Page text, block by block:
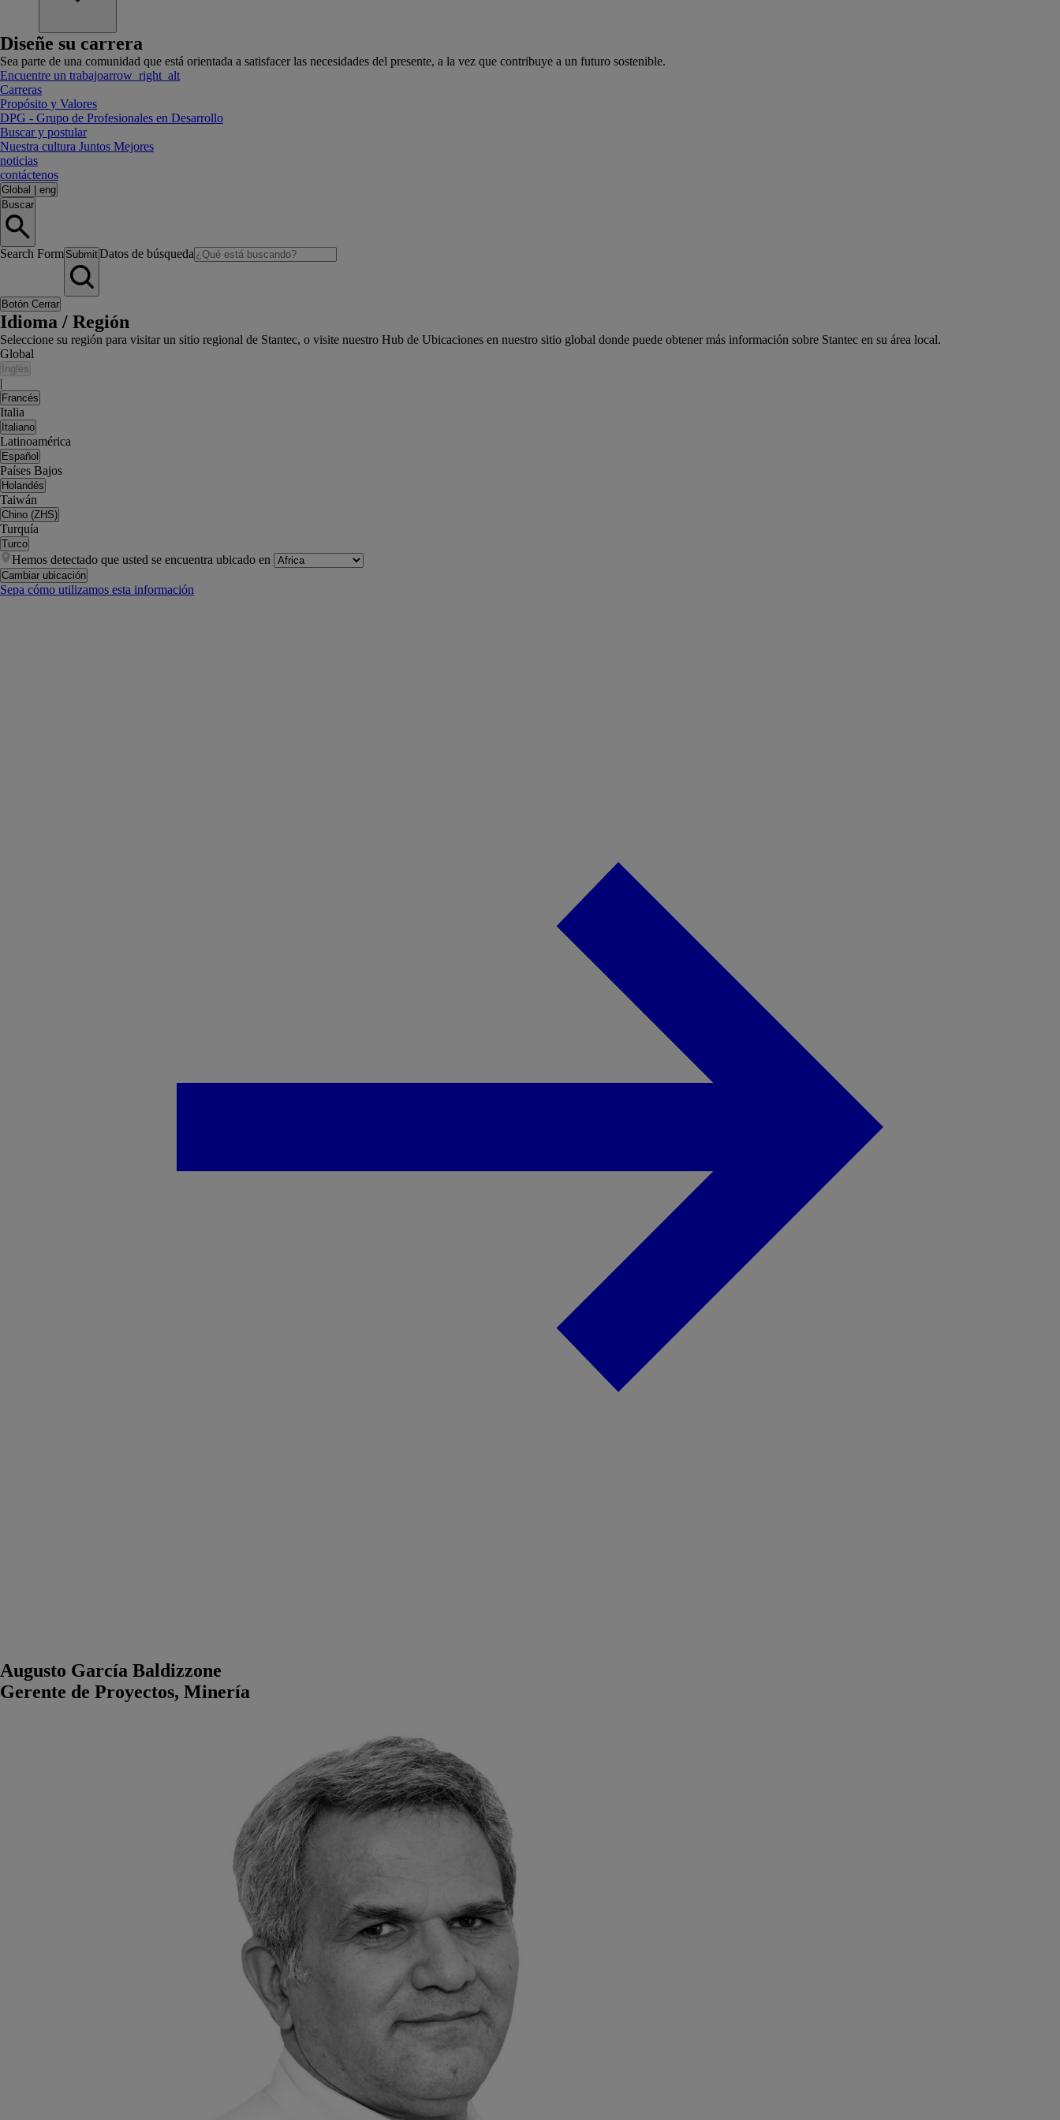
Diseñe su carrera
Sea parte de una comunidad que está orientada a satisfacer las necesidades del presente, a la vez que contribuye a un futuro sostenible.
Encuentre un trabajoarrow_right_alt
Carreras
Propósito y Valores
DPG - Grupo de Profesionales en Desarrollo
Buscar y postular
Nuestra cultura Juntos Mejores
noticias
contáctenos
Global
eng
Buscar
Search Form SubmitDatos de búsqueda
Botón Cerrar
Idioma / Región
Seleccione su región para visitar un sitio regional de Stantec, o visite nuestro Hub de Ubicaciones en nuestro sitio global donde puede obtener más información sobre Stantec en su área local.
Global
Inglés
|
Francés
Italia
Italiano
Latinoamérica
Español
Países Bajos
Holandés
Taiwán
Chino (ZHS)
Turquía
Turco
Hemos detectado que usted se encuentra ubicado en
Cambiar ubicación
Sepa cómo utilizamos esta información
Augusto García Baldizzone
Gerente de Proyectos, Minería